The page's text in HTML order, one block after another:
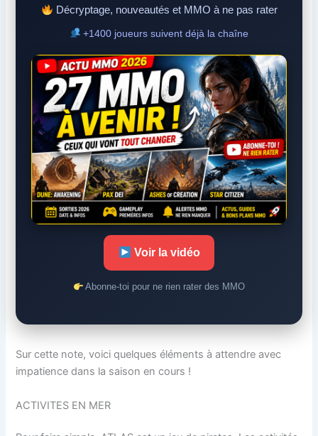
Décryptage, nouveautés et MMO à ne pas rater
+1400 joueurs suivent déjà la chaîne
Voir la vidéo
Abonne-toi pour ne rien rater des MMO
Sur cette note, voici quelques éléments à attendre avec
impatience dans la saison en cours !
ACTIVITES EN MER